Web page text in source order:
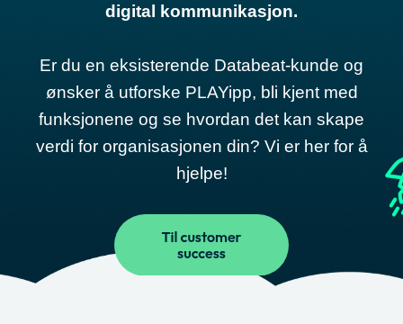
digital kommunikasjon.
Er du en eksisterende Databeat-kunde og
ønsker å utforske PLAYipp, bli kjent med
funksjonene og se hvordan det kan skape
verdi for organisasjonen din? Vi er her for å
hjelpe!